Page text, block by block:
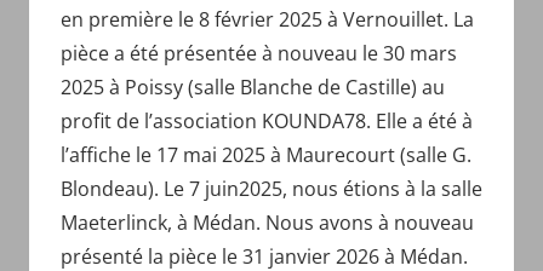
en première le 8 février 2025 à Vernouillet. La
pièce a été présentée à nouveau le 30 mars
2025 à Poissy (salle Blanche de Castille) au
profit de l’association KOUNDA78. Elle a été à
l’affiche le 17 mai 2025 à Maurecourt (salle G.
Blondeau). Le 7 juin2025, nous étions à la salle
Maeterlinck, à Médan​. Nous avons à nouveau
présenté la pièce le 31 janvier 2026 à Médan.